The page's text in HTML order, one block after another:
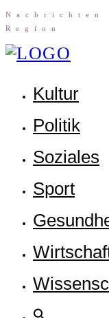
Nach­rich­ten
Region
Kul­tur
Poli­tik
Sozia­les
Sport